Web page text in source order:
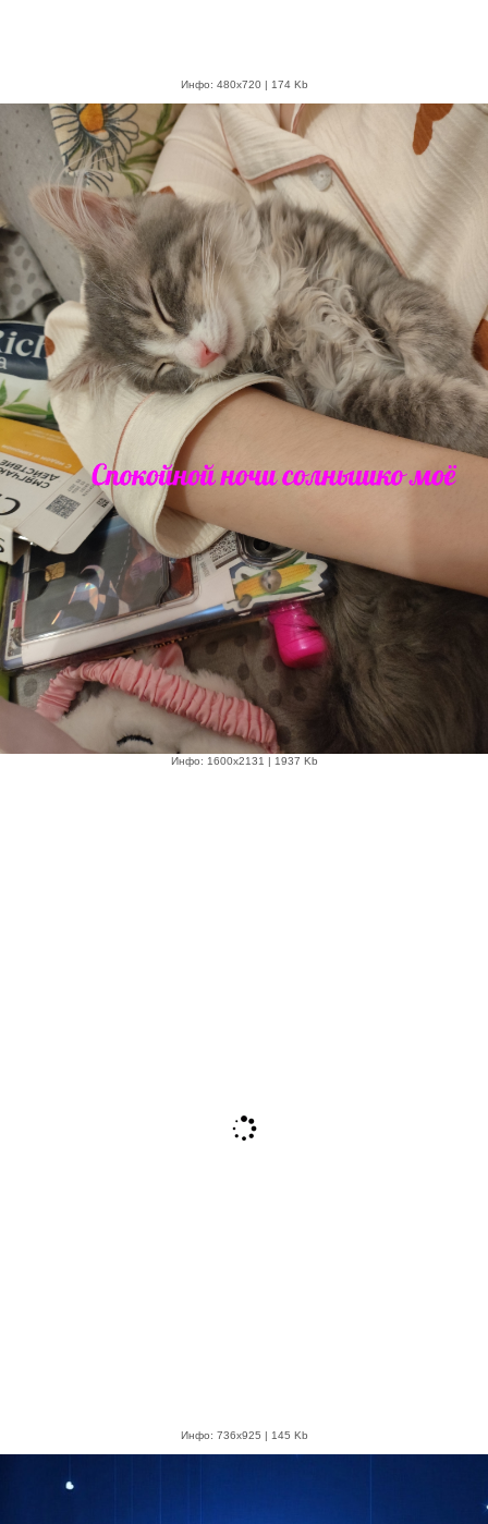
Инфо: 480х720 | 174 Kb
Инфо: 1600х2131 | 1937 Kb
Инфо: 736х925 | 145 Kb